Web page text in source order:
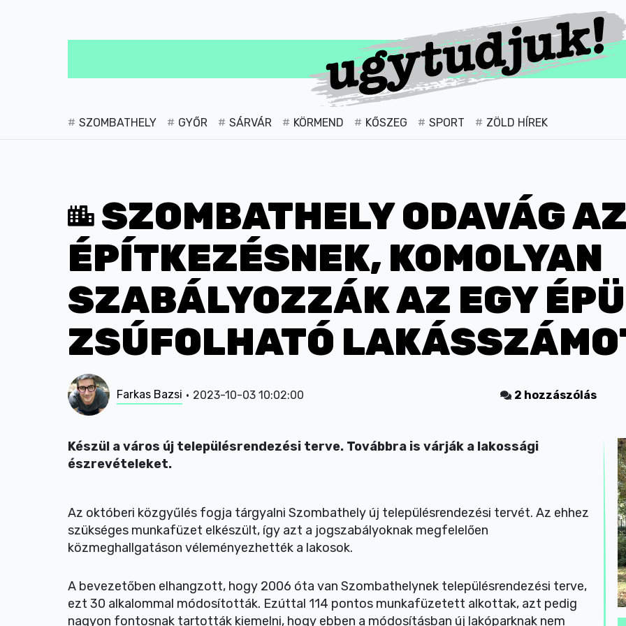
SZOMBATHELY GYŐR SÁRVÁR KÖRMEND KŐSZEG SPORT ZÖLD HÍREK
SZOMBATHELY ODAVÁG
ÉPÍTKEZÉSNEK, KOMOLYAN
SZABÁLYOZZÁK AZ EGY
ZSÚFOLHATÓ
Farkas Bazsi 2023-10-03 10:02:00 2 hozzászólás
Készül a város új településrendezési terve. Továbbra is várják a lakossági
észrevételeket.
Az októberi közgyűlés fogja tárgyalni Szombathely új településrendezési tervét. Az ehhez
szükséges munkafüzet elkészült, így azt a jogszabályoknak megfelelően
közmeghallgatáson véleményezhették a lakosok.
A bevezetőben elhangzott, hogy 2006 óta van Szombathelynek településrendezési terve,
ezt 30 alkalommal módosították. Ezúttal 114 pontos munkafüzetett alkottak, azt pedig
nagyon fontosnak tartották kiemelni, hogy ebben a módosításban új lakóparknak nem